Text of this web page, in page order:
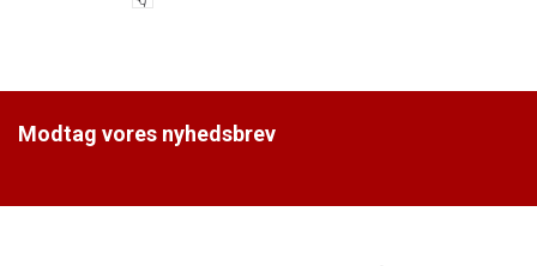
Modtag vores nyhedsbrev